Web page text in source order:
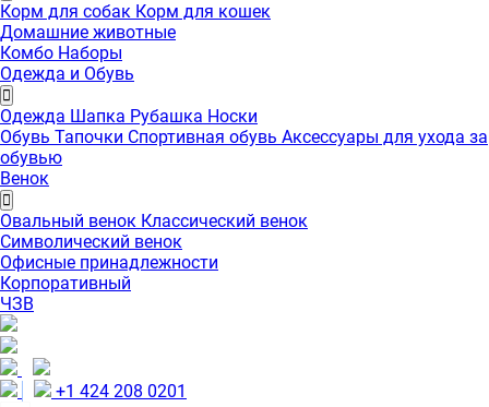
Корм для собак Корм для кошек
Домашние животные
Комбо Наборы
Одежда и Обувь
Одежда Шапка Рубашка Носки
Обувь Тапочки Спортивная обувь Аксессуары для ухода за
обувью
Венок
Овальный венок Классический венок
Символический венок
Офисные принадлежности
Корпоративный
ЧЗВ
+1 424 208 0201